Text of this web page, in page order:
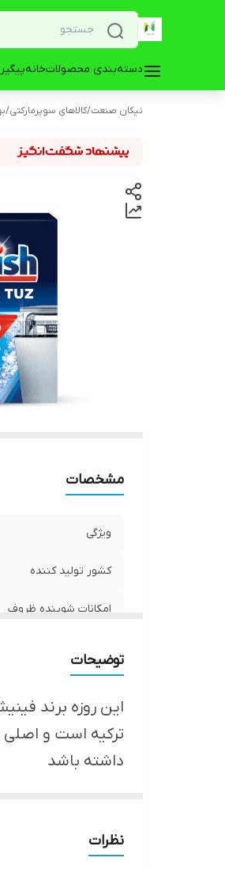
دسته‌بندی محصولاتخانه
نیکان صنعت/کالاهای سوپرمارکتی/
مشخصات
ویژگی
کشور تولید کننده
امکانات شوینده ظروف
توضیحات
این روزه برند
ترکیه است و
داشته باشد
نظرات